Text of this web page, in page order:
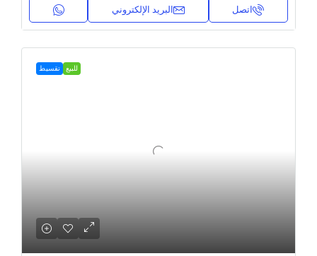
اتصل البريد الإلكتروني
للبيع تقسيط